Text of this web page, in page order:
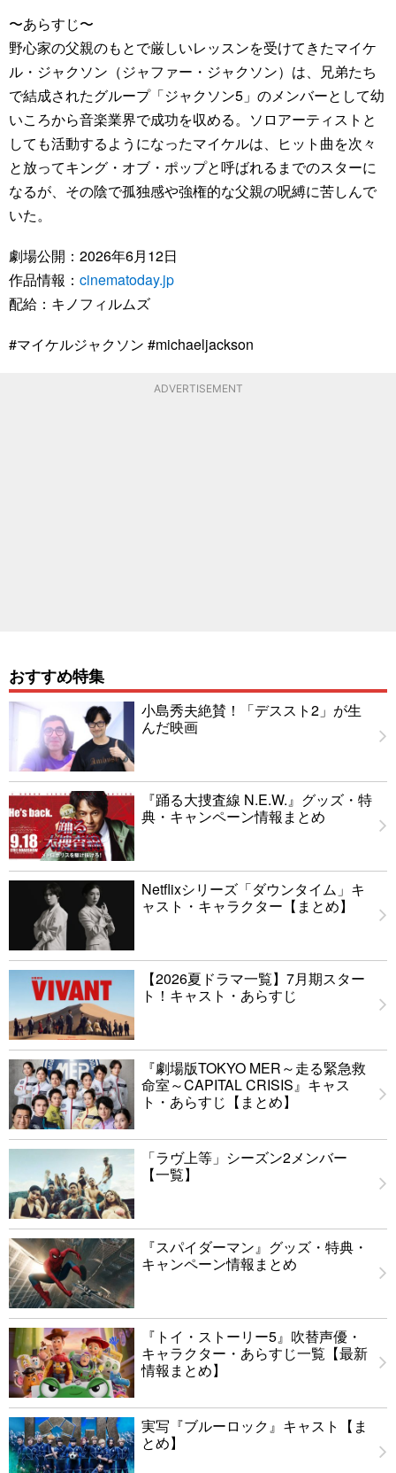
〜あらすじ〜
野心家の父親のもとで厳しいレッスンを受けてきたマイケ
ル・ジャクソン（ジャファー・ジャクソン）は、兄弟たち
で結成されたグループ「ジャクソン5」のメンバーとして幼
いころから音楽業界で成功を収める。ソロアーティストと
しても活動するようになったマイケルは、ヒット曲を次々
と放ってキング・オブ・ポップと呼ばれるまでのスターに
なるが、その陰で孤独感や強権的な父親の呪縛に苦しんで
いた。
劇場公開：2026年6月12日
作品情報： cinematoday.jp
配給：キノフィルムズ
#マイケルジャクソン #michaeljackson
ADVERTISEMENT
おすすめ特集
小島秀夫絶賛！「デススト2」が生
んだ映画
『踊る大捜査線 N.E.W.』グッズ・特
典・キャンペーン情報まとめ
Netflixシリーズ「ダウンタイム」キ
ャスト・キャラクター【まとめ】
【2026夏ドラマ一覧】7月期スター
ト！キャスト・あらすじ
『劇場版TOKYO MER～走る緊急救
命室～CAPITAL CRISIS』キャス
ト・あらすじ【まとめ】
「ラヴ上等」シーズン2メンバー
【一覧】
『スパイダーマン』グッズ・特典・
キャンペーン情報まとめ
『トイ・ストーリー5』吹替声優・
キャラクター・あらすじ一覧【最新
情報まとめ】
実写『ブルーロック』キャスト【ま
とめ】